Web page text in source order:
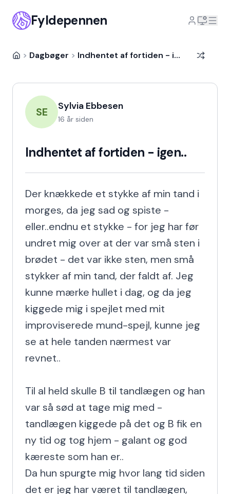
Fyldepennen
> Dagbøger > Indhentet af fortiden - igen..
SE Sylvia Ebbesen
16 år siden
Indhentet af fortiden - igen..
Der knækkede et stykke af min tand i
morges, da jeg sad og spiste -
eller..endnu et stykke - for jeg har før
undret mig over at der var små sten i
brødet - det var ikke sten, men små
stykker af min tand, der faldt af. Jeg
kunne mærke hullet i dag, og da jeg
kiggede mig i spejlet med mit
improviserede mund-spejl, kunne jeg
se at hele tanden nærmest var
revnet..
Til al held skulle B til tandlægen og han
var så sød at tage mig med -
tandlægen kiggede på det og B fik en
ny tid og tog hjem - galant og god
kæreste som han er..
Da hun spurgte mig hvor lang tid siden
det er jeg har været til tandlægen,